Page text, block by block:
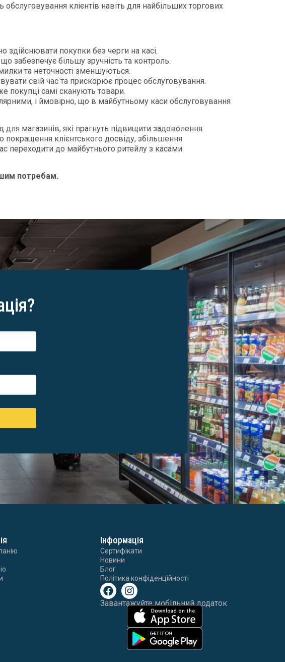
клієнтів навіть для найбільших торгових
покупки без черги на касі.
забезпечує більшу зручність та контроль.
та неточності зменшуються.
свій час та прискорює процес обслуговування.
покупці самі сканують товари.
і ймовірно, що в майбутньому каси обслуговування
для магазинів, які прагнуть підвищити задоволення
покращення клієнтського досвіду, збільшення
переходити до майбутнього ритейлу з касами
потребам.
Інформація
Сертифікати
Новини
Блог
Політика конфіденційності
Завантажуйте мобільний додаток